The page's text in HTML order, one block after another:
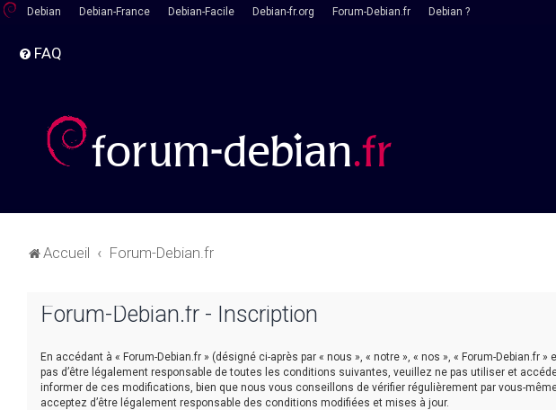
Debian Debian-France Debian-Facile Debian-fr.org Forum-Debian.fr Debian ?
FAQ
Accueil Forum-Debian.fr
Forum-Debian.fr - Inscription
En accédant à « Forum-Debian.fr » (désigné ci-après par « nous », « notre », « nos », « Forum-
pas d’être légalement responsable de toutes les conditions suivantes, veuillez ne pas utiliser et
informer de ces modifications, bien que nous vous conseillons de vérifier régulièrement par vous-
acceptez d’être légalement responsable des conditions modifiées et mises à jour.